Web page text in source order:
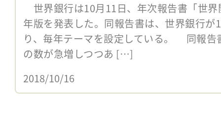
世界銀行は10月11日、年次報告書「世
年版を発表した。同報告書は、世界銀行が
り、毎年テーマを設定している。 同報告
の数が急増しつつあ […]
2018/10/16